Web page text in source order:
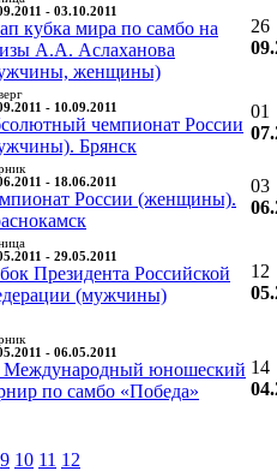
- 03.10.2011
кубка мира по самбо на
А.А. Аслаханова
женщины)
26
- 10.09.2011
чемпионат России
Брянск
01
- 18.06.2011
России (женщины).
03
- 29.05.2011
Президента Российской
(мужчины)
12
- 06.05.2011
юношеский
по самбо «Победа»
14
9 10 11 12